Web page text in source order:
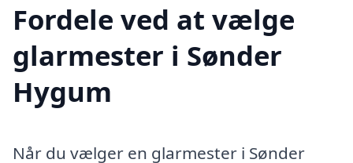
Fordele ved at vælge
glarmester i Sønder
Hygum
Når du vælger en glarmester i Sønder